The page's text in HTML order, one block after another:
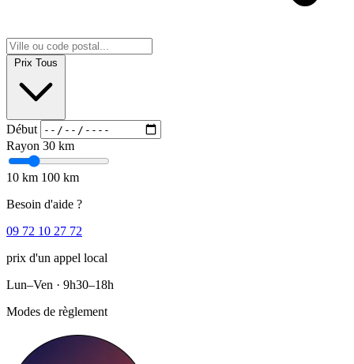
Prix Tous
Début
Rayon 30 km
10 km 100 km
Besoin d'aide ?
09 72 10 27 72
prix d'un appel local
Lun–Ven · 9h30–18h
Modes de règlement